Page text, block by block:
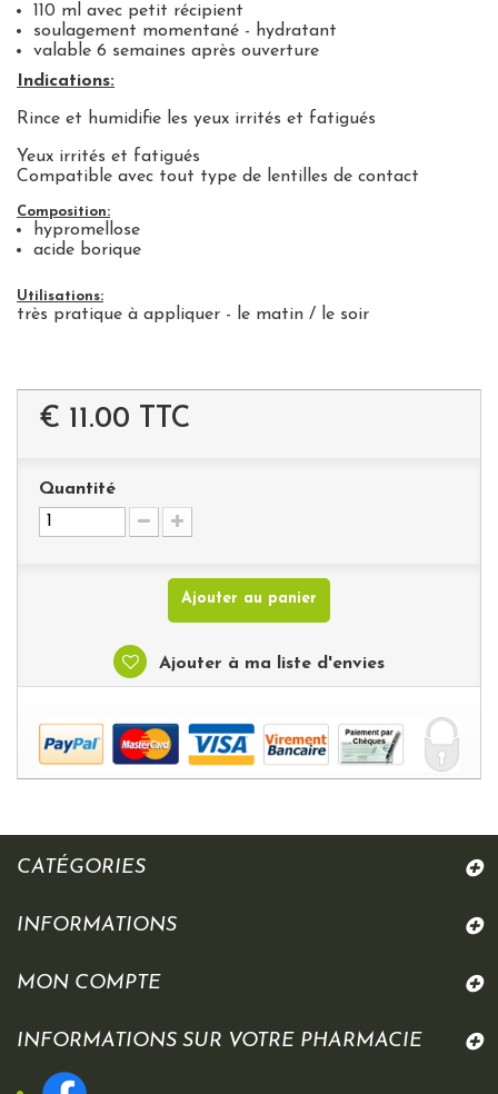
110 ml avec petit récipient
soulagement momentané - hydratant
valable 6 semaines après ouverture
Indications:
Rince et humidifie les yeux irrités et fatigués
Yeux irrités et fatigués
Compatible avec tout type de lentilles de contact
Composition:
hypromellose
acide borique
Utilisations:
très pratique à appliquer - le matin / le soir
€ 11.00 TTC
Quantité
Ajouter au panier
Ajouter à ma liste d'envies
CATÉGORIES
INFORMATIONS
MON COMPTE
INFORMATIONS SUR VOTRE PHARMACIE